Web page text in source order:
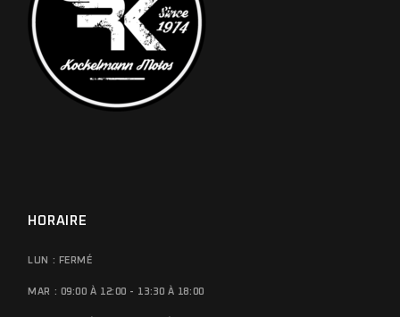
HORAIRE
LUN : FERMÉ
MAR : 09:00 À 12:00 - 13:30 À 18:00